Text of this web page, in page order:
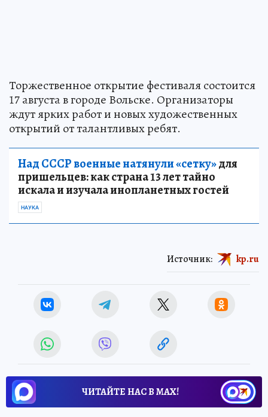
Торжественное открытие фестиваля состоится
17 августа в городе Вольске. Организаторы
ждут ярких работ и новых художественных
открытий от талантливых ребят.
Над СССР военные натянули «сетку»для
пришельцев: как страна 13 лет тайно
искала и изучала инопланетных гостей
НАУКА
Источник: kp.ru
ЧИТАЙТЕ НАС В МАХ!